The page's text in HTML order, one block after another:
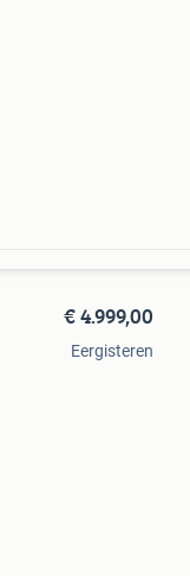
€ 4.999,00
Eergisteren